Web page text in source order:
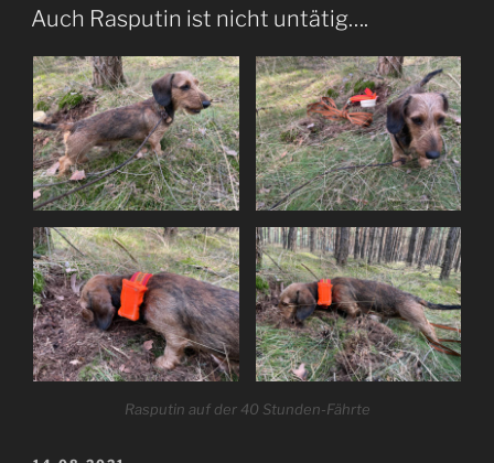
AM
Auch Rasputin ist nicht untätig….
Rasputin auf der 40 Stunden-Fährte